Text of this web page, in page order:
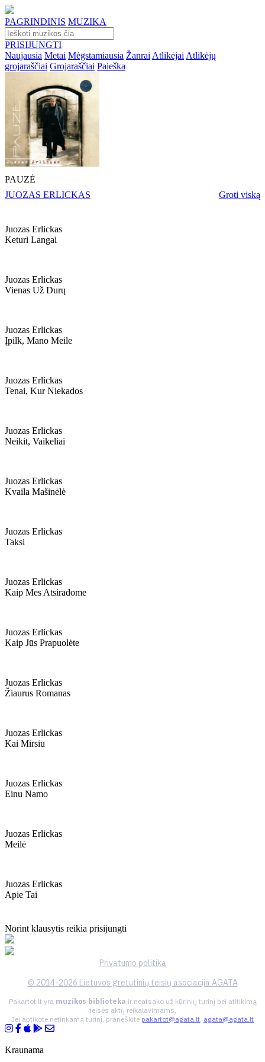
PAGRINDINIS MUZIKA
PRISIJUNGTI
Naujausia Metai Mėgstamiausia Žanrai Atlikėjai Atlikėjų
grojaraščiai Grojaraščiai Paieška
PAUZĖ
JUOZAS ERLICKAS
Groti viską
Juozas Erlickas
Keturi Langai
Juozas Erlickas
Vienas Už Durų
Juozas Erlickas
Įpilk, Mano Meile
Juozas Erlickas
Tenai, Kur Niekados
Juozas Erlickas
Neikit, Vaikeliai
Juozas Erlickas
Kvaila Mašinėlė
Juozas Erlickas
Taksi
Juozas Erlickas
Kaip Mes Atsiradome
Juozas Erlickas
Kaip Jūs Prapuolėte
Juozas Erlickas
Žiaurus Romanas
Juozas Erlickas
Kai Mirsiu
Juozas Erlickas
Einu Namo
Juozas Erlickas
Meilė
Juozas Erlickas
Apie Tai
Norint klausytis reikia prisijungti
Privatumo politika
© 2014-2026 Lietuvos gretutinių teisių asociacija AGATA
Pakartot.lt yra muzikos biblioteka ir neatsako už kūrinių turinį bei atitikimą
teisės aktų reikalavimams.
Jei aptikote netinkamą turinį, praneškite pakartot@agata.lt, agata@agata.lt
Kraunama